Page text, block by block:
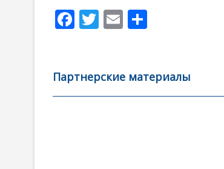
F
b
o
T
er
E
l
а
в
Партнерские материалы